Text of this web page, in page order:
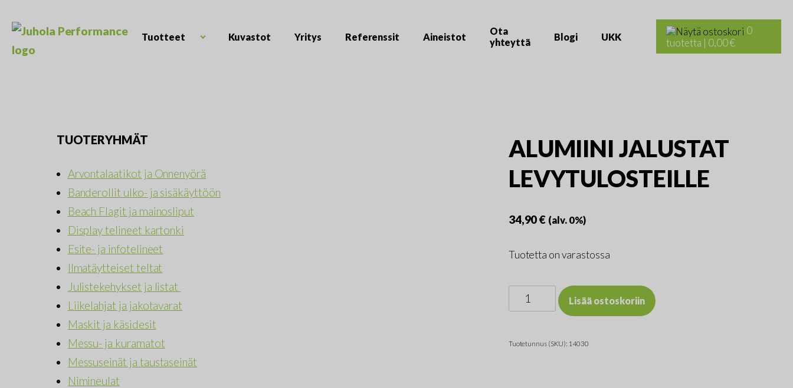
to
content
Juhola
Kaikki
Tuotteet
Open
Kuvastot Yritys Referenssit Aineistot
Ota
yhteyttä
Blogi UKK
Haku:
0
tuotetta | 0,00 €
ALUMIINI JALUSTAT
LEVYTULOSTEILLE
34,90€ (alv. 0%)
Tuotetta on varastossa
Alumiini
Lisää ostoskoriin
Tuotetunnus (SKU): 14030
TUOTERYHMÄT
Arvontalaatikot ja Onnenyörä
Banderollit ulko- ja sisäkäyttöön
Beach Flagit ja mainosliput
Display telineet kartonki
Esite- ja infotelineet
Ilmatäytteiset teltat
Julistekehykset ja listat
Liikelahjat ja jakotavarat
Maskit ja käsidesit
Messu- ja kuramatot
Messuseinät ja taustaseinät
Nimineulat